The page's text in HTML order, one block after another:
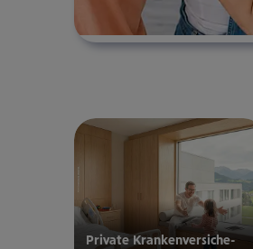
Private Kran­ken­­­ver­si­che­